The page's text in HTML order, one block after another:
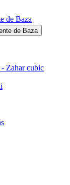
de Baza
de Baza
Zahar cubic